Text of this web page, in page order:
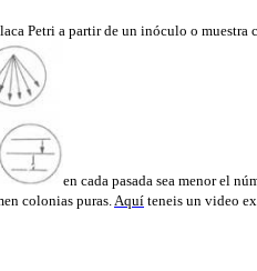
Petri a partir de un inóculo o
en cada pasada sea menor el
colonias puras.Aquí teneis un video